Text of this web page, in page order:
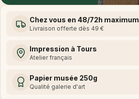
Chez vous en 48/72h maximum
Livraison offerte dès 49 €
Impression à Tours
Atelier français
Papier musée 250g
Qualité galerie d'art